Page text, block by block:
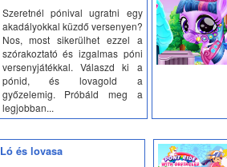
Szeretnél pónival ugratni egy
akadályokkal küzdő versenyen?
Nos, most sikerülhet ezzel a
szórakoztató és izgalmas póni
versenyjátékkal. Válaszd ki a
pónid, és lovagold a
győzelemig. Próbáld meg a
legjobban...
Ló és lovasa